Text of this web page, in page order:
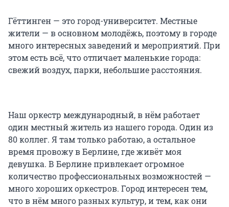
Гёттинген — это город-университет. Местные
жители — в основном молодёжь, поэтому в городе
много интересных заведений и мероприятий. При
этом есть всё, что отличает маленькие города:
свежий воздух, парки, небольшие расстояния.
Наш оркестр международный, в нём работает
один местный житель из нашего города. Один из
80 коллег. Я там только работаю, а остальное
время провожу в Берлине, где живёт моя
девушка. В Берлине привлекает огромное
количество профессиональных возможностей —
много хороших оркестров. Город интересен тем,
что в нём много разных культур, и тем, как они